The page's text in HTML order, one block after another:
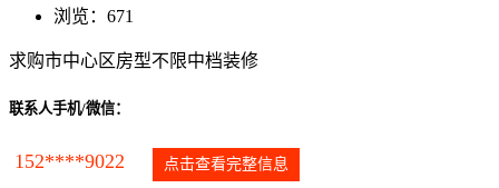
浏览：671
求购市中心区房型不限中档装修
联系人手机/微信：
152****9022 点击查看完整信息